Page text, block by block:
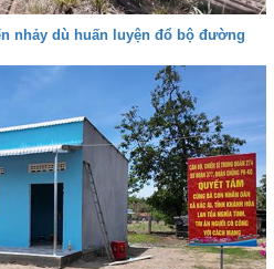
nhảy dù huấn luyện đổ bộ đường